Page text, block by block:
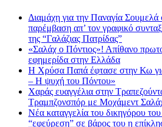
Διαμάχη για την Παναγία
παρέμβαση απ’ τον γραφικό
της “Γαλάζιας Πατρίδας”
«Σαλάχ ο Πόντιος»! Απίθανο
εφημερίδα στην Ελλάδα
Η Χρύσα Παπά έφτασε στην Κω
– Η ψυχή του Πόντου»
Χαράς ευαγγέλια στην
Τραμπζονσπόρ με Μοχάμεντ
Νέα καταγγελία του δικηγόρου
“εφεύρεση” σε βάρος του η